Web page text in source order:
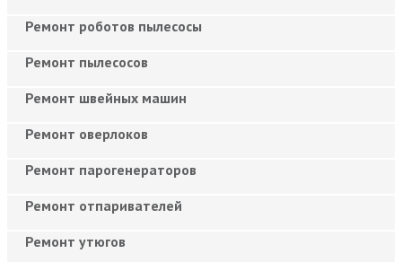
Ремонт роботов пылесосы
Ремонт пылесосов
Ремонт швейных машин
Ремонт оверлоков
Ремонт парогенераторов
Ремонт отпаривателей
Ремонт утюгов